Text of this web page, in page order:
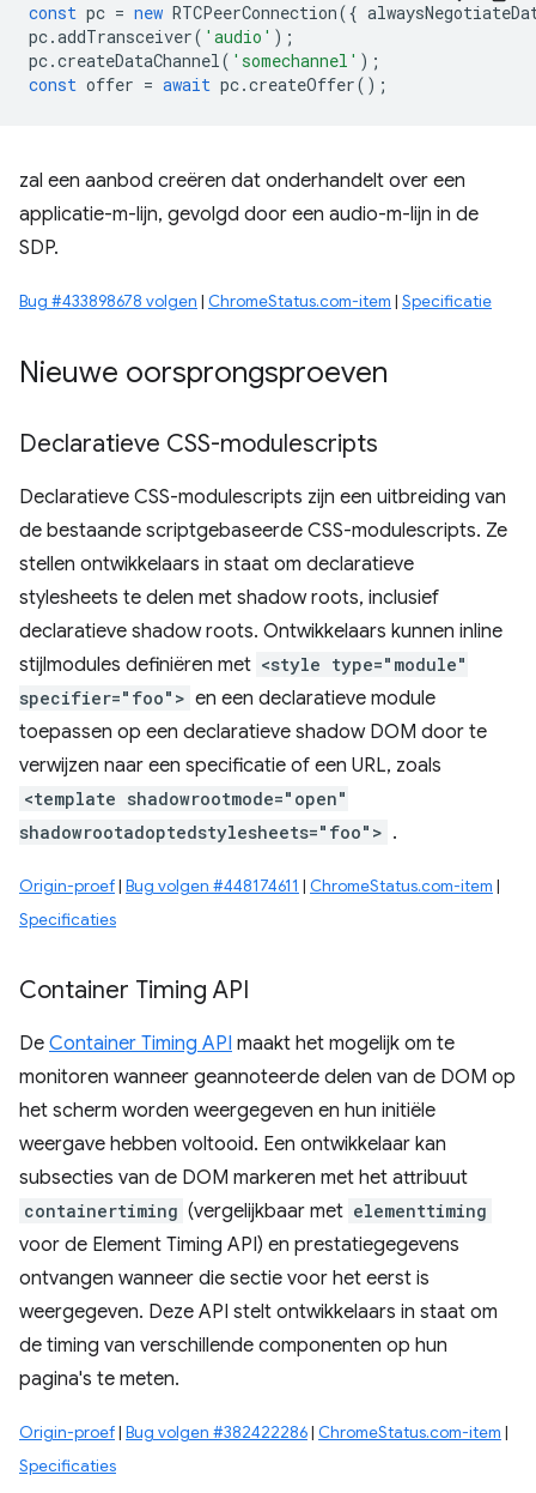
const pc = new RTCPeerConnection({
pc.addTransceiver( 'audio' );
pc.createDataChannel( 'somechannel' );
const offer = await pc.createOffer();
zal een aanbod creëren dat onderhandelt over een
applicatie-m-lijn, gevolgd door een audio-m-lijn in de
SDP.
Bug #433898678 volgen | ChromeStatus.com-item | Specificatie
Nieuwe oorsprongsproeven
Declaratieve CSS-modulescripts
Declaratieve CSS-modulescripts zijn een uitbreiding van
de bestaande scriptgebaseerde CSS-modulescripts. Ze
stellen ontwikkelaars in staat om declaratieve
stylesheets te delen met shadow roots, inclusief
declaratieve shadow roots. Ontwikkelaars kunnen inline
stijlmodules definiëren met <style type="module"
specifier="foo"> en een declaratieve module
toepassen op een declaratieve shadow DOM door te
verwijzen naar een specificatie of een URL, zoals
<template shadowrootmode="open"
shadowrootadoptedstylesheets="foo"> .
Origin-proef| Bug volgen #448174611 | ChromeStatus.com-item |
Specificaties
Container Timing API
De Container Timing API maakt het mogelijk om te
monitoren wanneer geannoteerde delen van de DOM op
het scherm worden weergegeven en hun initiële
weergave hebben voltooid. Een ontwikkelaar kan
subsecties van de DOM markeren met het attribuut
containertiming (vergelijkbaar met elementtiming
voor de Element Timing API) en prestatiegegevens
ontvangen wanneer die sectie voor het eerst is
weergegeven. Deze API stelt ontwikkelaars in staat om
de timing van verschillende componenten op hun
pagina's te meten.
Origin-proef| Bug volgen #382422286| ChromeStatus.com-item |
Specificaties